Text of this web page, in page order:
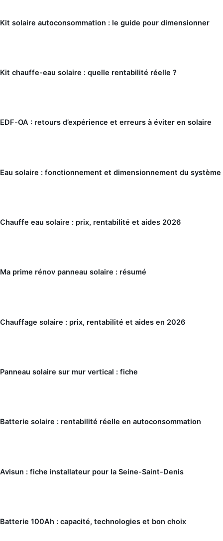
Kit solaire autoconsommation : le guide pour dimensionner
Kit chauffe-eau solaire : quelle rentabilité réelle ?
EDF-OA : retours d’expérience et erreurs à éviter en solaire
Eau solaire : fonctionnement et dimensionnement du système
Chauffe eau solaire : prix, rentabilité et aides 2026
Ma prime rénov panneau solaire : résumé
Chauffage solaire : prix, rentabilité et aides en 2026
Panneau solaire sur mur vertical : fiche
Batterie solaire : rentabilité réelle en autoconsommation
Avisun : fiche installateur pour la Seine-Saint-Denis
Batterie 100Ah : capacité, technologies et bon choix